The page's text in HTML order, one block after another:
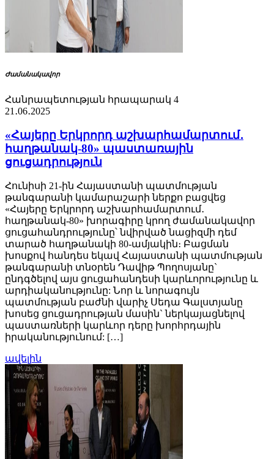
Ժամանակավոր
Հանրապետության հրապարակ 4
21․06․2025
«Հայերը Երկրորդ աշխարհամարտում․
հաղթանակ-80» պաստառային
ցուցադրություն
Հունիսի 21-ին Հայաստանի պատմության
թանգարանի կամարաշարի ներքո բացվեց
«Հայերը Երկրորդ աշխարհամարտում․
հաղթանակ-80» խորագիրը կրող ժամանակավոր
ցուցահանդրությունը՝ նվիրված նացիզմի դեմ
տարած հաղթանակի 80-ամյակին։ Բացման
խոսքով հանդես եկավ Հայաստանի պատմության
թանգարանի տնօրեն Դավիթ Պողոսյանը`
ընդգծելով այս ցուցահանդեսի կարևորությունը և
արդիականությունը: Նոր և նորագույն
պատմության բաժնի վարիչ Սեդա Գալստյանը
խոսեց ցուցադրության մասին` ներկայացնելով
պաստառների կարևոր դերը խորհրդային
իրականությունում: […]
ավելին